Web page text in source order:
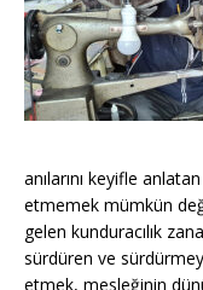
anılarını keyifle
etmemek mümkün
gelen kunduracılık
sürdüren ve
etmek, mesleğinin